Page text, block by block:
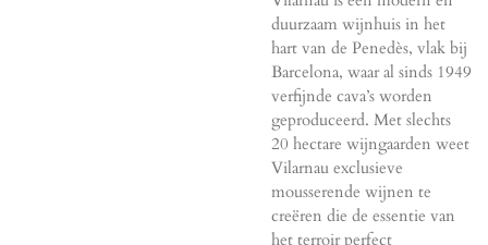
duurzaam wijnhuis in het
hart van de Penedès, vlak bij
Barcelona, waar al sinds 1949
verfijnde cava’s worden
geproduceerd. Met slechts
20 hectare wijngaarden weet
Vilarnau exclusieve
mousserende wijnen te
creëren die de essentie van
het terroir perfect